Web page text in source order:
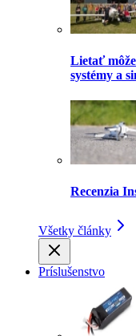
Lietať
systémy a
Recenzia
Všetky články
Príslušenstvo